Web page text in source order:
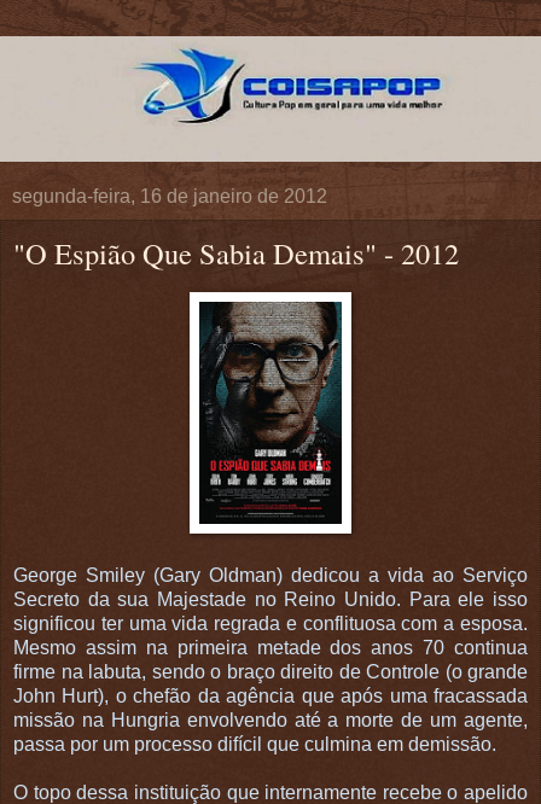
segunda-feira, 16 de janeiro de 2012
"O Espião Que Sabia Demais" - 2012
George Smiley (Gary Oldman) dedicou a vida ao Serviço
Secreto da sua Majestade no Reino Unido. Para ele isso
significou ter uma vida regrada e conflituosa com a esposa.
Mesmo assim na primeira metade dos anos 70 continua
firme na labuta, sendo o braço direito de Controle (o grande
John Hurt), o chefão da agência que após uma fracassada
missão na Hungria envolvendo até a morte de um agente,
passa por um processo difícil que culmina em demissão.
O topo dessa instituição que internamente recebe o apelido